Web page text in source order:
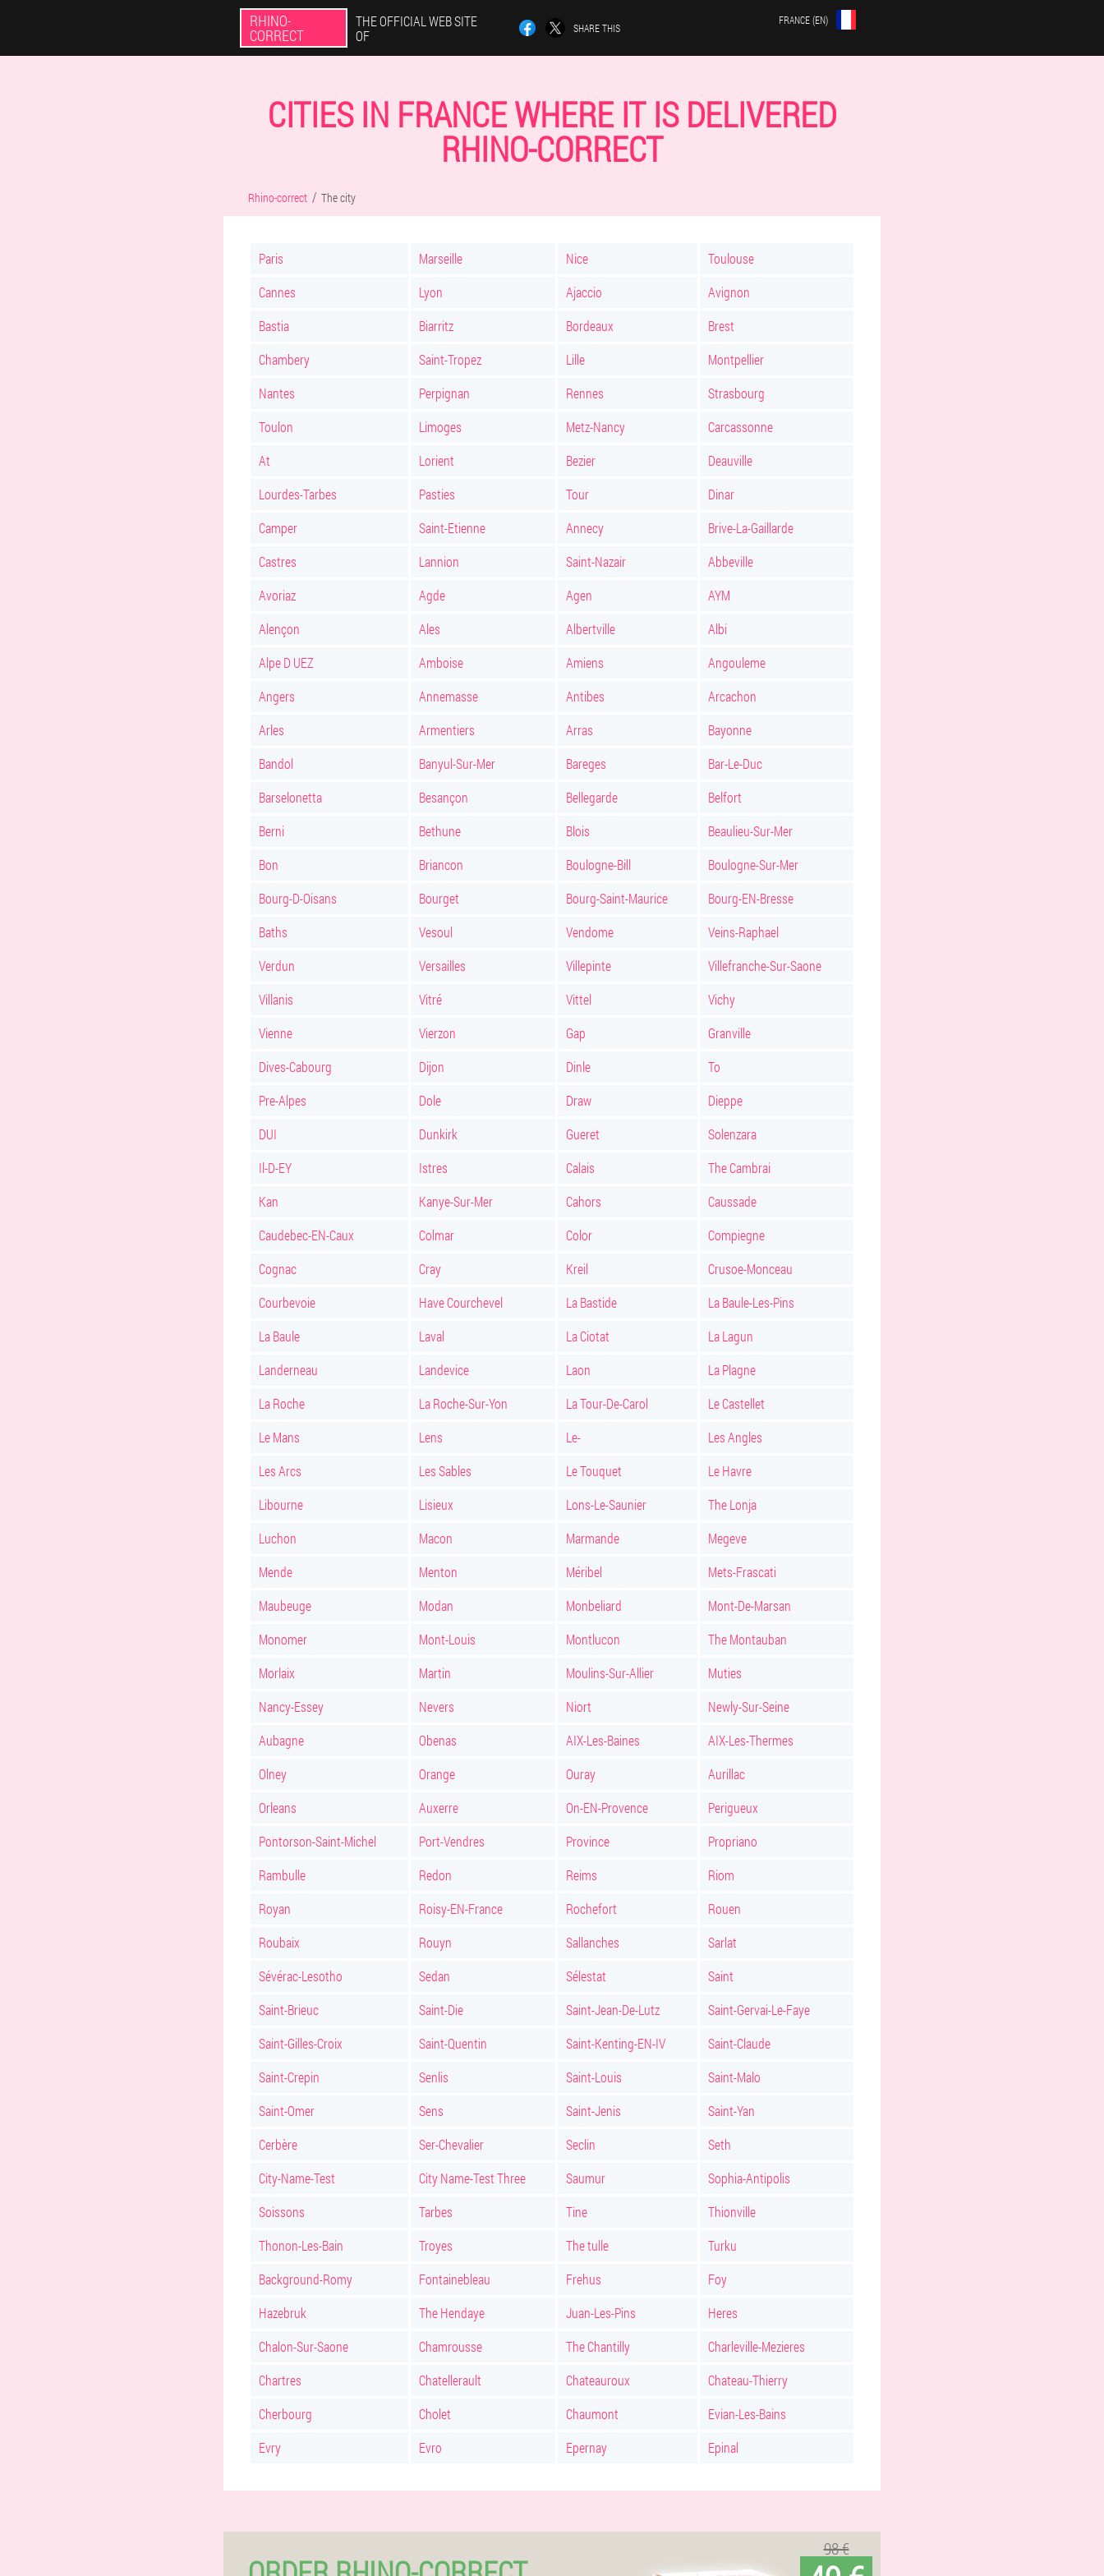
RHINO-
CORRECT
THE OFFICIAL WEB SITE
OF
SHARE THIS
FRANCE (EN)
CITIES IN FRANCE WHERE IT IS DELIVERED
RHINO-CORRECT
Rhino-correct The city
Paris Marseille Nice
Toulouse
Cannes
Lyon Ajaccio
Avignon
Bastia
Biarritz Bordeaux
Brest
Chambery
Saint-Tropez Lille
Montpellier
Nantes
Perpignan Rennes
Strasbourg
Toulon
Limoges Metz-Nancy
Carcassonne
At
Lorient Bezier
Deauville
Lourdes-Tarbes
Pasties Tour
Dinar
Camper
Saint-Etienne Annecy
Brive-La-Gaillarde
Castres
Lannion Saint-Nazair
Abbeville
Avoriaz
Agde Agen
AYM
Alençon
Ales Albertville
Albi
Alpe D UEZ
Amboise Amiens
Angouleme
Angers
Annemasse Antibes
Arcachon
Arles
Armentiers Arras
Bayonne
Bandol
Banyul-Sur-Mer Bareges
Bar-Le-Duc
Barselonetta
Besançon Bellegarde
Belfort
Berni
Bethune Blois
Beaulieu-Sur-Mer
Bon
Briancon Boulogne-Bill
Boulogne-Sur-Mer
Bourg-D-Oisans
Bourget Bourg-Saint-Maurice
Bourg-EN-Bresse
Baths
Vesoul Vendome
Veins-Raphael
Verdun
Versailles Villepinte
Villefranche-Sur-Saone
Villanis
Vitré Vittel
Vichy
Vienne
Vierzon Gap
Granville
Dives-Cabourg
Dijon Dinle
To
Pre-Alpes
Dole Draw
Dieppe
DUI
Dunkirk Gueret
Solenzara
Il-D-EY
Istres Calais
The Cambrai
Kan
Kanye-Sur-Mer Cahors
Caussade
Caudebec-EN-Caux
Colmar Color
Compiegne
Cognac
Cray Kreil
Crusoe-Monceau
Courbevoie
Have Courchevel La Bastide
La Baule-Les-Pins
La Baule
Laval La Ciotat
La Lagun
Landerneau
Landevice Laon
La Plagne
La Roche
La Roche-Sur-Yon La Tour-De-Carol
Le Castellet
Le Mans
Lens Le-
Les Angles
Les Arcs
Les Sables Le Touquet
Le Havre
Libourne
Lisieux Lons-Le-Saunier
The Lonja
Luchon
Macon Marmande
Megeve
Mende
Menton Méribel
Mets-Frascati
Maubeuge
Modan Monbeliard
Mont-De-Marsan
Monomer
Mont-Louis Montlucon
The Montauban
Morlaix
Martin Moulins-Sur-Allier
Muties
Nancy-Essey
Nevers Niort
Newly-Sur-Seine
Aubagne
Obenas AIX-Les-Baines
AIX-Les-Thermes
Olney
Orange Ouray
Aurillac
Orleans
Auxerre On-EN-Provence
Perigueux
Pontorson-Saint-Michel
Port-Vendres Province
Propriano
Rambulle
Redon Reims
Riom
Royan
Roisy-EN-France Rochefort
Rouen
Roubaix
Rouyn Sallanches
Sarlat
Sévérac-Lesotho
Sedan Sélestat
Saint
Saint-Brieuc
Saint-Die Saint-Jean-De-Lutz
Saint-Gervai-Le-Faye
Saint-Gilles-Croix
Saint-Quentin Saint-Kenting-EN-IV
Saint-Claude
Saint-Crepin
Senlis Saint-Louis
Saint-Malo
Saint-Omer
Sens Saint-Jenis
Saint-Yan
Cerbère
Ser-Chevalier Seclin
Seth
City-Name-Test
City Name-Test Three Saumur
Sophia-Antipolis
Soissons
Tarbes Tine
Thionville
Thonon-Les-Bain
Troyes The tulle
Turku
Background-Romy
Fontainebleau Frehus
Foy
Hazebruk
The Hendaye Juan-Les-Pins
Heres
Chalon-Sur-Saone
Chamrousse The Chantilly
Charleville-Mezieres
Chartres
Chatellerault Chateauroux
Chateau-Thierry
Cherbourg
Cholet Chaumont
Evian-Les-Bains
Evry
Evro Epernay Epinal
98 €